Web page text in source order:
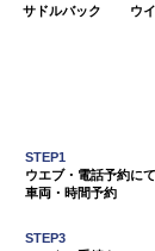
​サドルバック ウ
STEP1​
​ウエブ・電話予約にて
車両・時間予約
STEP3